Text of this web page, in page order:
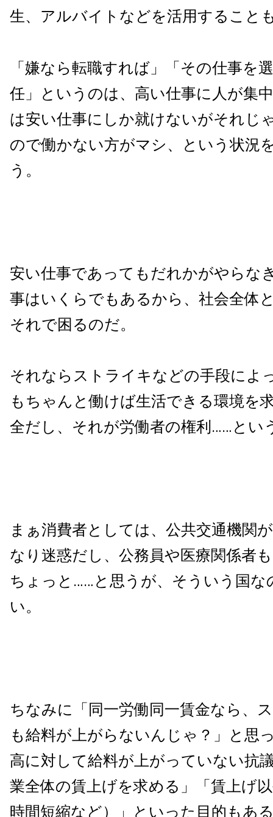
生、アルバイトなどを活用すること
「嫌なら転職すれば」「その仕事を
任」というのは、高い仕事に人が集
は安い仕事にしか就けないがそれじ
ので働かない方がマシ、という状況
う。
安い仕事であってもだれかがやらな
事はいくらでもあるから、社会全体
それで困るのだ。
それならストライキなどの手段によ
もちゃんと働けば生活できる環境を
全だし、それが労働者の権利……とい
まぁ消費者としては、公共交通機関
なり迷惑だし、公務員や医療関係者
ちょっと……と思うが、そういう国な
い。
ちなみに「同一労働同一賃金なら、
も給料が上がらないんじゃ？」と思
高に対して給料が上がっていない抗
業全体の賃上げを求める」「賃上げ
時間短縮など）」といった目的もあ